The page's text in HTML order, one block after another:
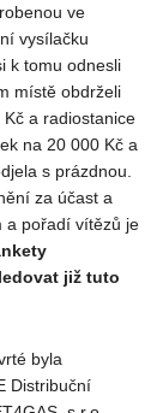
ve
vysílačku
k tomu odnesli
místě obdrželi
a radiostanice
na 20 000 Kč a
s prázdnou.
za účast a
a pořadí vítězů je
již tuto
byla
Distribuční